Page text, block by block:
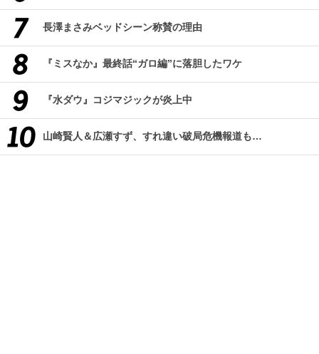
長澤まさみベッドシーン称賛の理由
『ミスなか』最終話“ガロ編”に落胆したワケ
『水ダウ』コジマジックが炎上中
山崎賢人＆広瀬すず、すれ違い破局危機報道も…